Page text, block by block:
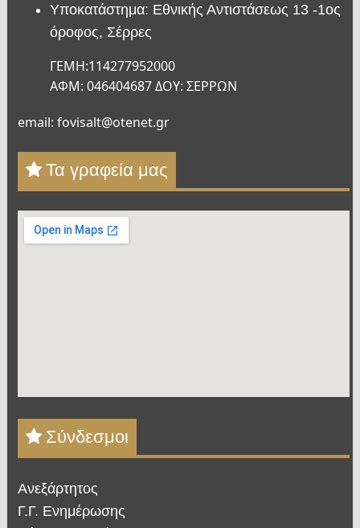
Υποκατάστημα: Εθνικής Αντιστάσεως 13 -1ος
όροφος, Σέρρες
ΓΕΜΗ:114277952000
ΑΦΜ: 046404687 ΔΟΥ: ΣΕΡΡΩΝ
email: fovisalt@otenet.gr
Τα γραφεία μας
Σύνδεσμοι
Ανεξάρτητος
Γ.Γ. Ενημέρωσης